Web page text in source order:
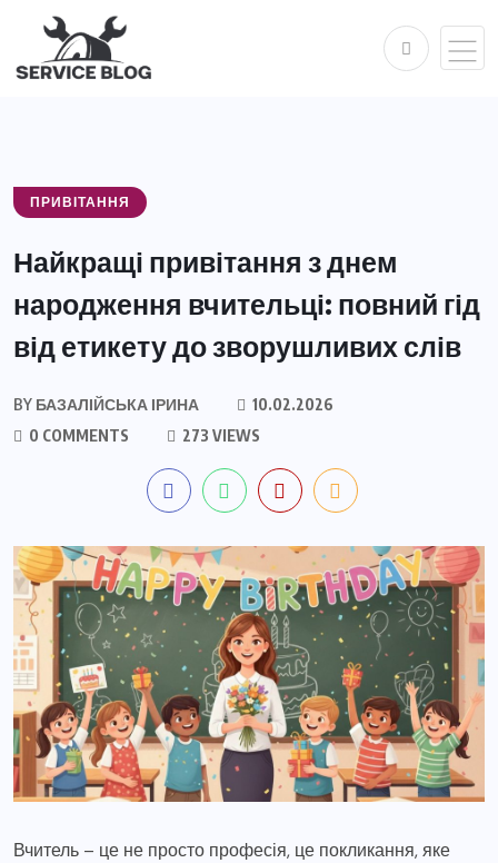
ПРИВІТАННЯ
Найкращі привітання з днем
народження вчительці: повний гід
від етикету до зворушливих слів
BY БАЗАЛІЙСЬКА ІРИНА
10.02.2026
0 COMMENTS
273 VIEWS
Вчитель – це не просто професія, це покликання, яке